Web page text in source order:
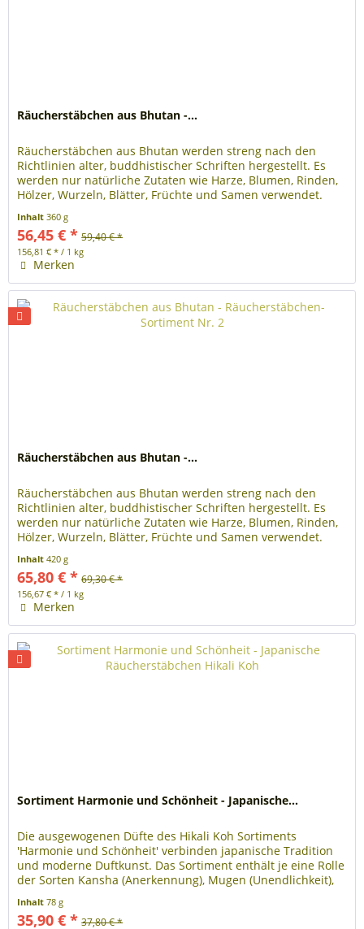
Räucherstäbchen aus Bhutan -...
Räucherstäbchen aus Bhutan werden streng nach den
Richtlinien alter, buddhistischer Schriften hergestellt. Es
werden nur natürliche Zutaten wie Harze, Blumen, Rinden,
Hölzer, Wurzeln, Blätter, Früchte und Samen verwendet.
Inhalt360 g
56,45 € * 59,40 € *
156,81 € * / 1 kg
Merken
Räucherstäbchen aus Bhutan -...
Räucherstäbchen aus Bhutan werden streng nach den
Richtlinien alter, buddhistischer Schriften hergestellt. Es
werden nur natürliche Zutaten wie Harze, Blumen, Rinden,
Hölzer, Wurzeln, Blätter, Früchte und Samen verwendet.
Inhalt420 g
65,80 € * 69,30 € *
156,67 € * / 1 kg
Merken
Sortiment Harmonie und Schönheit - Japanische...
Die ausgewogenen Düfte des Hikali Koh Sortiments
'Harmonie und Schönheit' verbinden japanische Tradition
und moderne Duftkunst. Das Sortiment enthält je eine Rolle
der Sorten Kansha (Anerkennung), Mugen (Unendlichkeit),
Inhalt78 g
35,90 € * 37,80 € *